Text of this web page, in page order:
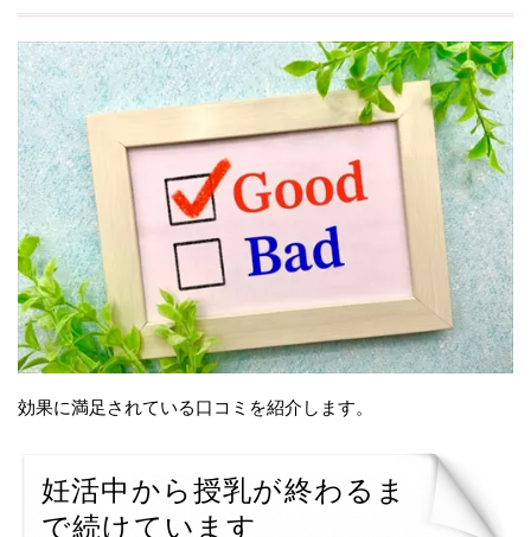
効果に満足されている口コミを紹介します。
妊活中から授乳が終わるま
で続けています